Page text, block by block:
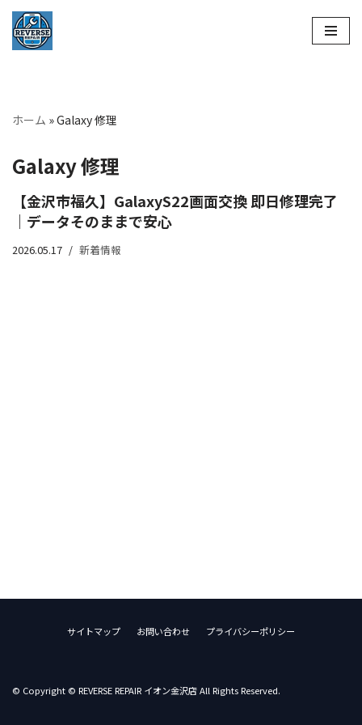
コ
ツ
ス
ッ
プ
ホーム »Galaxy 修理
Galaxy 修理
【金沢市福久】GalaxyS22画面交換 即日修理完了
｜データそのままで安心
2026.05.17 新着情報
サイトマップ お問い合わせ プライバシーポリシー
© Copyright © REVERSE REPAIR イオン金沢店 All Rights Reserved.